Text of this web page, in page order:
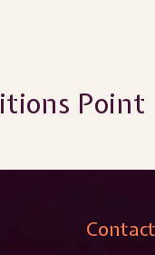
Point
Contact